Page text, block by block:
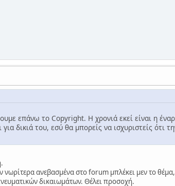
επάνω το Copyright. Η χρονιά εκεί είναι η
δικιά του, εσύ θα μπορείς να ισχυριστείς ότι
ανεβασμένα στο forum μπλέκει μεν το θέμα,
δικαιωμάτων. Θέλει προσοχή.